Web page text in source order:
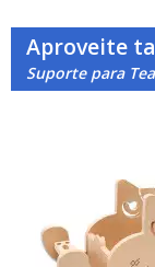
Aproveite
Suporte para